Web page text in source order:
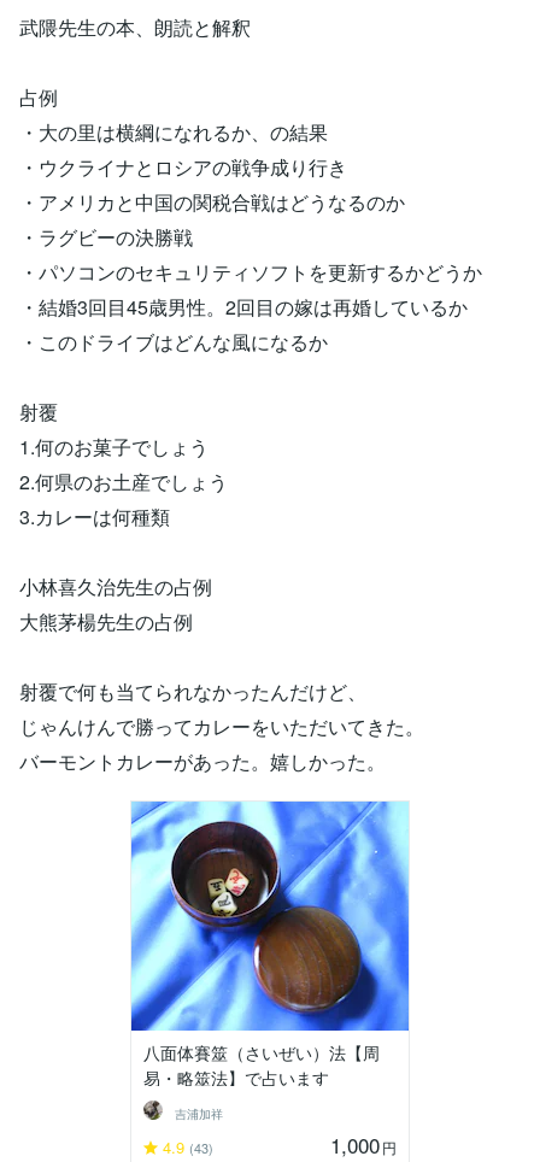
武隈先生の本、朗読と解釈
占例
・大の里は横綱になれるか、の結果
・ウクライナとロシアの戦争成り行き
・アメリカと中国の関税合戦はどうなるのか
・ラグビーの決勝戦
・パソコンのセキュリティソフトを更新するかどうか
・結婚3回目45歳男性。2回目の嫁は再婚しているか
・このドライブはどんな風になるか
射覆
1.何のお菓子でしょう
2.何県のお土産でしょう
3.カレーは何種類
小林喜久治先生の占例
大熊茅楊先生の占例
射覆で何も当てられなかったんだけど、
じゃんけんで勝ってカレーをいただいてきた。
バーモントカレーがあった。嬉しかった。
八面体賽筮（さいぜい）法【周
易・略筮法】で占います
吉浦加祥
4.9 (43) 1,000円